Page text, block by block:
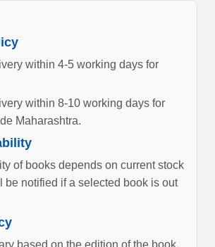
within 4-5 working days for
within 8-10 working days for
Maharashtra.
of books depends on current stock
be notified if a selected book is out
based on the edition of the book.